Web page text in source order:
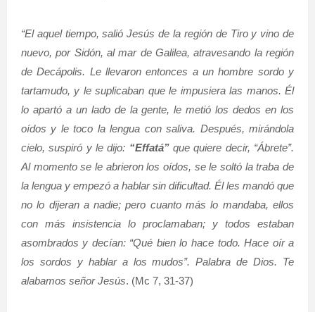
“El aquel tiempo, salió Jesús de la región de Tiro y vino de
nuevo, por Sidón, al mar de Galilea, atravesando la región
de Decápolis. Le llevaron entonces a un hombre sordo y
tartamudo, y le suplicaban que le impusiera las manos. Él
lo apartó a un lado de la gente, le metió los dedos en los
oídos y le toco la lengua con saliva. Después, mirándola
cielo, suspiró y le dijo: “Effatá”que quiere decir, “Ábrete”.
Al momento se le abrieron los oídos, se le soltó la traba de
la lengua y empezó a hablar sin dificultad. Él les mandó que
no lo dijeran a nadie; pero cuanto más lo mandaba, ellos
con más insistencia lo proclamaban; y todos estaban
asombrados y decían: “Qué bien lo hace todo. Hace oír a
los sordos y hablar a los mudos”. Palabra de Dios. Te
alabamos señor Jesús. (Mc 7, 31-37)